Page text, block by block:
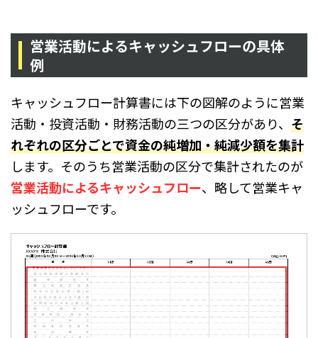
営業活動によるキャッシュフローの具体
例
キャッシュフロー計算書には下の図解のように営業
活動・投資活動・財務活動の三つの区分があり、 そ
れぞれの区分ごとで資金の純増加・純減少額を集計
します。そのうち営業活動の区分で集計されたのが
営業活動によるキャッシュフロー、略して営業キャ
ッシュフローです。